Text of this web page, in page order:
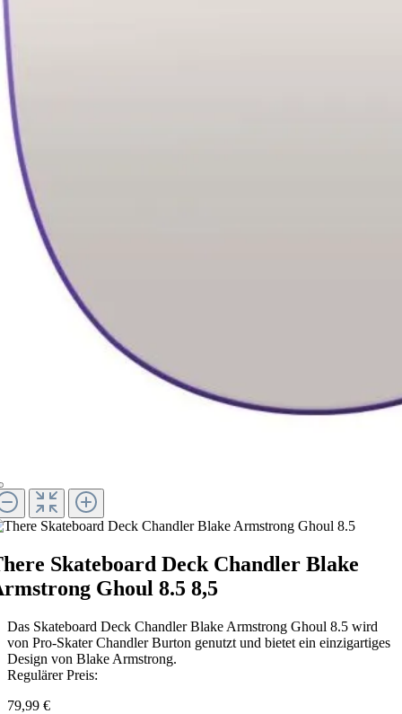
Skateboard Deck Chandler Blake
Ghoul 8.5 8,5
Das Skateboard Deck Chandler Blake Armstrong Ghoul 8.5 wird
von Pro-Skater Chandler Burton genutzt und bietet ein einzigartiges
Design von Blake Armstrong.
Regulärer Preis:
79,99 €